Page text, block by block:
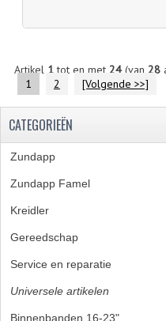
Artikel 1tot en met 24(van 28
1
2 [Volgende >>]
CATEGORIEËN
Zundapp
Zundapp Famel
Kreidler
Gereedschap
Service en reparatie
Universele artikelen
Binnenbanden 16-23"